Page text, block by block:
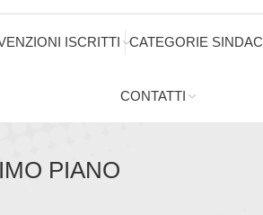
ISCRITTI CATEGORIE
CONTATTI
PIANO